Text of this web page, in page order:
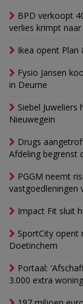
BPD verkoopt
verlies krimpt
Ikea opent Plan
Fysio Jansen
in Deurne
Siebel
Nieuwegein
Drugs
Afdeling begrenst
PGGM neemt
vastgoedleningen
Impact Fit sluit
SportCity opent
Doetinchem
Portaal:
3.000 extra